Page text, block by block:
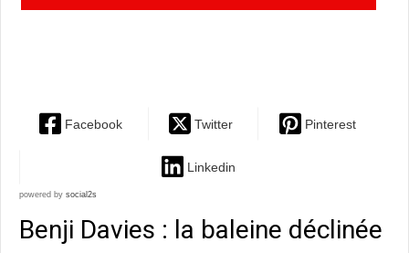
Facebook Twitter Pinterest
Linkedin
powered by social2s
Benji Davies : la baleine déclinée